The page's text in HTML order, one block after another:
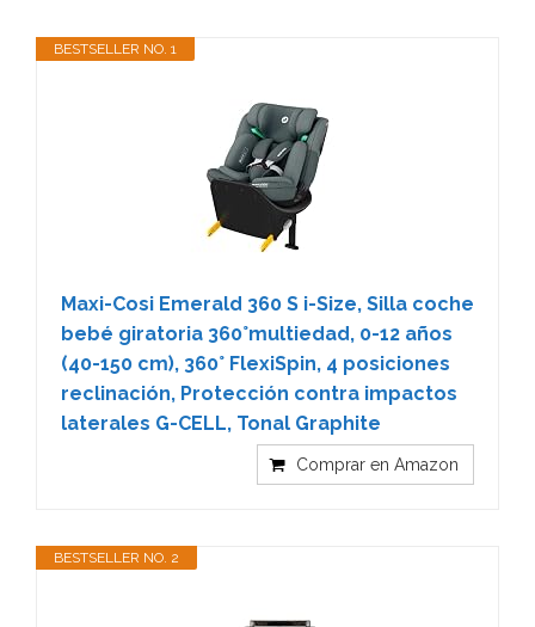
BESTSELLER NO. 1
Maxi-Cosi Emerald 360 S i-Size, Silla coche
bebé giratoria 360°multiedad, 0-12 años
(40-150 cm), 360° FlexiSpin, 4 posiciones
reclinación, Protección contra impactos
laterales G-CELL, Tonal Graphite
Comprar en Amazon
BESTSELLER NO. 2